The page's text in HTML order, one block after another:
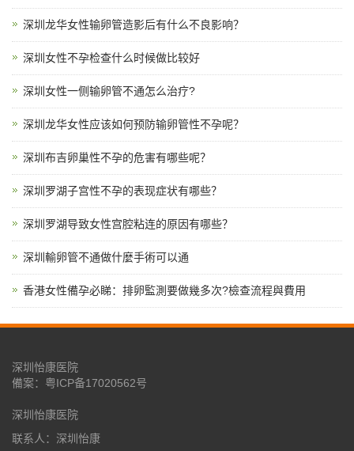
深圳龙华女性输卵管造影后有什么不良影响？
深圳女性不孕检查什么时候做比较好
深圳女性一侧输卵管不通怎么治疗?
深圳龙华女性应该如何预防输卵管性不孕呢？
深圳布吉卵巢性不孕的危害有哪些呢？
深圳罗湖子宫性不孕的表现症状有哪些？
深圳罗湖导致女性宫腔粘连的原因有哪些？
深圳輸卵管不通做什麼手術可以通
香港女性備孕必睇：排卵監測要做幾多次?檢查流程與費用
深圳怡康医院
備案： 粤ICP备17020562号
深圳怡康医院
联系人：深圳怡康